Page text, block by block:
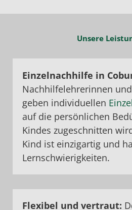
Unsere
Einzelnachhilfe in
Nachhilfelehrerinnen
geben individuellen
auf die persönlichen
Kindes zugeschnitten
Kind ist einzigartig und
Lernschwierigkeiten.
Flexibel und vertraut: